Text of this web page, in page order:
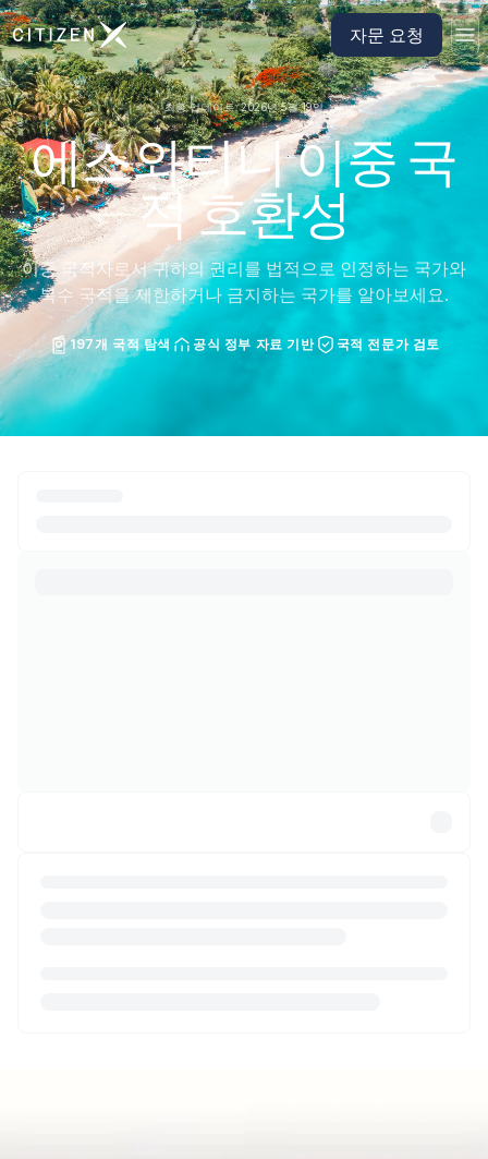
CitizenX 홈페이지로 이동 자문 요청
최종 업데이트: 2026년 5월 19일
에스와티니 이중 국
적 호환성
이중 국적자로서 귀하의 권리를 법적으로 인정하는 국가와
복수 국적을 제한하거나 금지하는 국가를 알아보세요.
197개 국적 탐색 공식 정부 자료 기반 국적 전문가 검토